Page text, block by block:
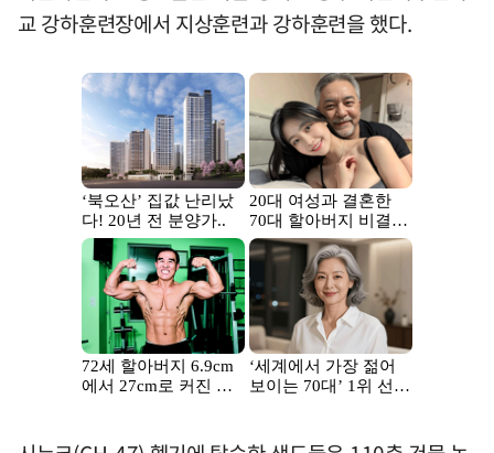
교 강하훈련장에서 지상훈련과 강하훈련을 했다.